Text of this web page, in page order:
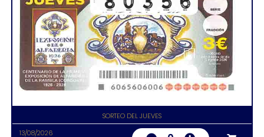
SORTEO DEL JUEVES
13/08/2026